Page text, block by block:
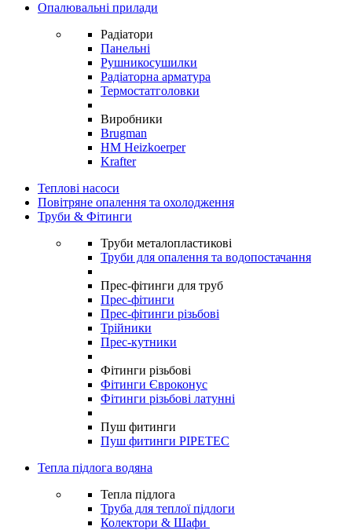
Опалювальні прилади
Радіатори
Панельні
Рушникосушилки
Радіаторна арматура
Термостатголовки
Виробники
Brugman
HM Heizkoerper
Krafter
Теплові насоси
Повітряне опалення та охолодження
Труби & Фітинги
Труби металопластикові
Труби для опалення та водопостачання
Прес-фітинги для труб
Прес-фітинги
Прес-фітинги різьбові
Трійники
Прес-кутники
Фітинги різьбові
Фітинги Євроконус
Фітинги різьбові латунні
Пуш фитинги
Пуш фитинги PIPETEC
Тепла підлога водяна
Тепла підлога
Труба для теплої підлоги
Колектори & Шафи